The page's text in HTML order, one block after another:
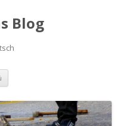
Blog
Zum Inhalt springen